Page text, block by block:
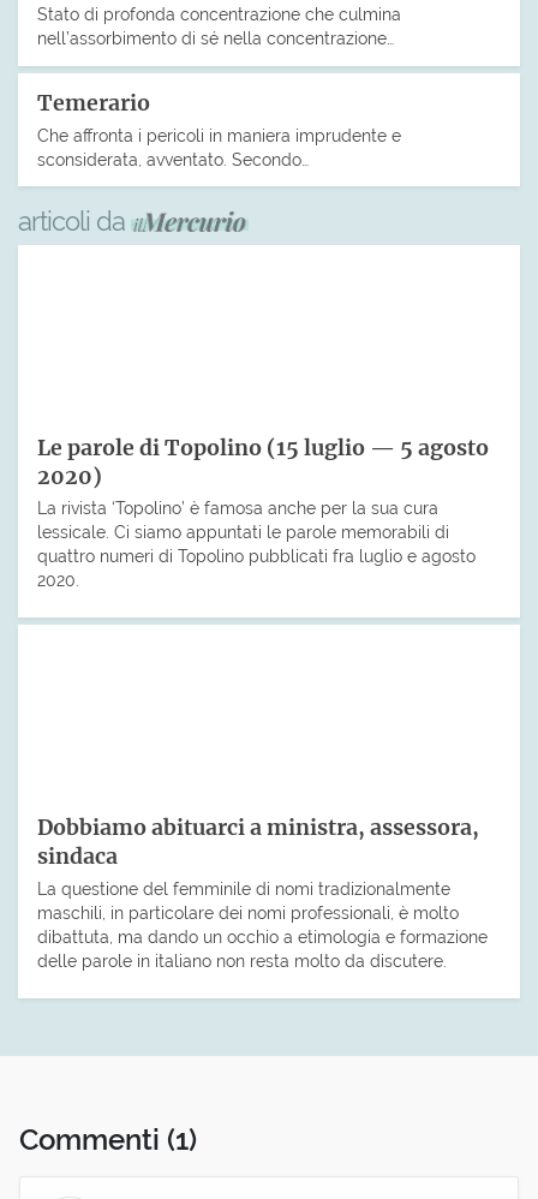
Stato di profonda concentrazione che culmina
nell’assorbimento di sé nella concentrazione…
Temerario
Che affronta i pericoli in maniera imprudente e
sconsiderata, avventato. Secondo…
articoli da
Le parole di Topolino (15 luglio — 5 agosto
2020)
La rivista ‘Topolino’ è famosa anche per la sua cura
lessicale. Ci siamo appuntati le parole memorabili di
quattro numeri di Topolino pubblicati fra luglio e agosto
2020.
Dobbiamo abituarci a ministra, assessora,
sindaca
La questione del femminile di nomi tradizionalmente
maschili, in particolare dei nomi professionali, è molto
dibattuta, ma dando un occhio a etimologia e formazione
delle parole in italiano non resta molto da discutere.
Commenti (1)